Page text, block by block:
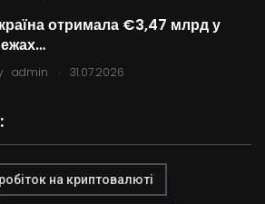
отримала €3,47 млрд у
admin . 31.07.2026
на криптовалюті